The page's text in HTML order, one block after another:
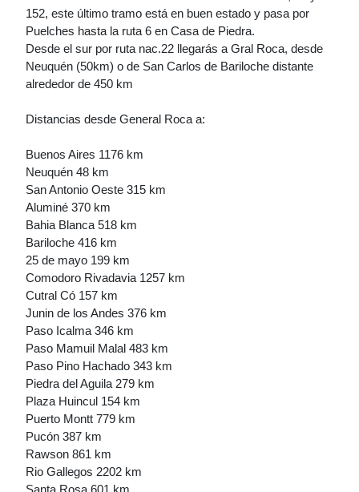
152, este último tramo está en buen estado y pasa por
Puelches hasta la ruta 6 en Casa de Piedra.
Desde el sur por ruta nac.22 llegarás a Gral Roca, desde
Neuquén (50km) o de San Carlos de Bariloche distante
alrededor de 450 km
Distancias desde General Roca a:
Buenos Aires 1176 km
Neuquén 48 km
San Antonio Oeste 315 km
Aluminé 370 km
Bahia Blanca 518 km
Bariloche 416 km
25 de mayo 199 km
Comodoro Rivadavia 1257 km
Cutral Có 157 km
Junin de los Andes 376 km
Paso Icalma 346 km
Paso Mamuil Malal 483 km
Paso Pino Hachado 343 km
Piedra del Aguila 279 km
Plaza Huincul 154 km
Puerto Montt 779 km
Pucón 387 km
Rawson 861 km
Rio Gallegos 2202 km
Santa Rosa 601 km